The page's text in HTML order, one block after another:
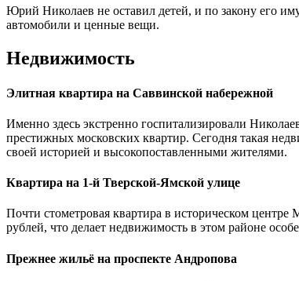
Юрий Николаев не оставил детей, и по закону его
автомобили и ценные вещи.
Недвижимость
Элитная квартира на Саввинской набережной
Именно здесь экстренно госпитализировали
престижных московских квартир. Сегодня такая
своей историей и высокопоставленными жителями.
Квартира на 1-й Тверской-Ямской улице
Почти стометровая квартира в историческом
рублей, что делает недвижимость в этом районе
Прежнее жильё на проспекте Андропова